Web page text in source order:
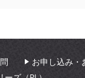
お申し込み・